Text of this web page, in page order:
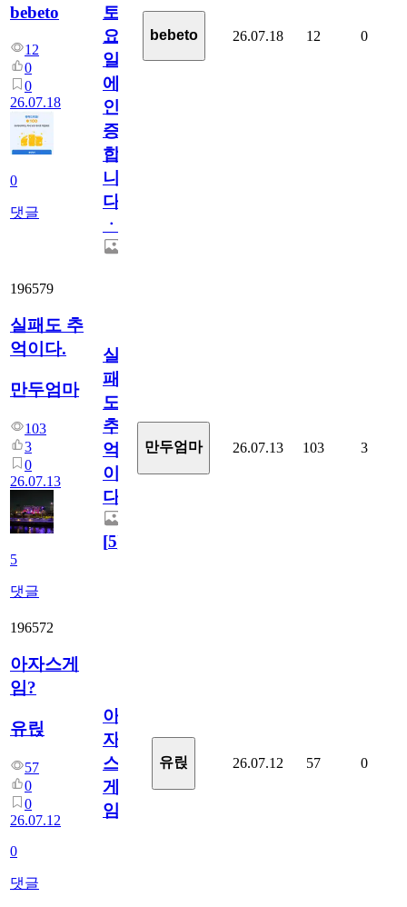
bebeto
12
0
0
26.07.18
0
댓글
토
요
일
에
인
증
합
니
다
ㆍ
bebeto 26.07.18 12 0
196579
실패도 추
억이다.
만두엄마
103
3
0
26.07.13
5
댓글
실
패
도
추
억
이
다.
[5]
만두엄마 26.07.13 103 3
196572
아자스게
임?
유릱
57
0
0
26.07.12
0
댓글
아
자
스
게
임?
유릱 26.07.12 57 0